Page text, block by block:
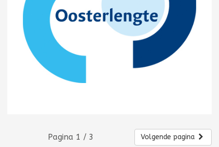
Pagina 1 / 3 Volgende pagina